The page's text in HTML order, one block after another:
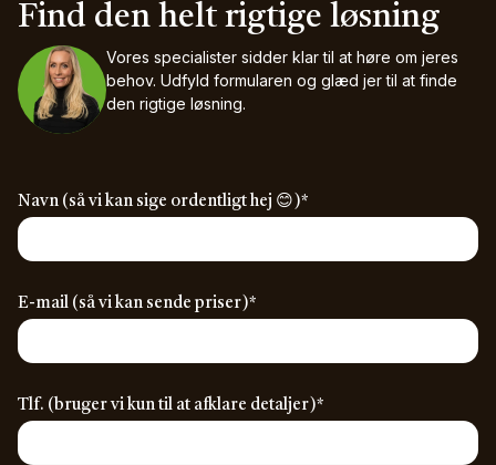
Find den helt rigtige løsning
Vores specialister sidder klar til at høre om jeres
behov. Udfyld formularen og glæd jer til at finde
den rigtige løsning.
Navn (så vi kan sige ordentligt hej 😊)*
E-mail (så vi kan sende priser)*
Tlf. (bruger vi kun til at afklare detaljer)*